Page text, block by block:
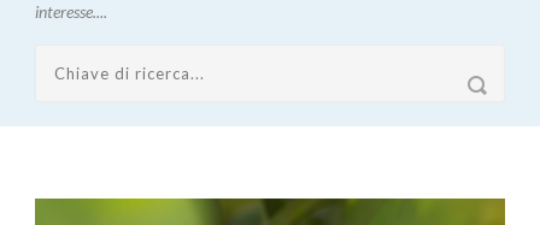
interesse....